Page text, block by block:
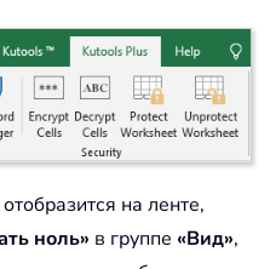
отобразится на ленте,
ноль» в группе «Вид»,